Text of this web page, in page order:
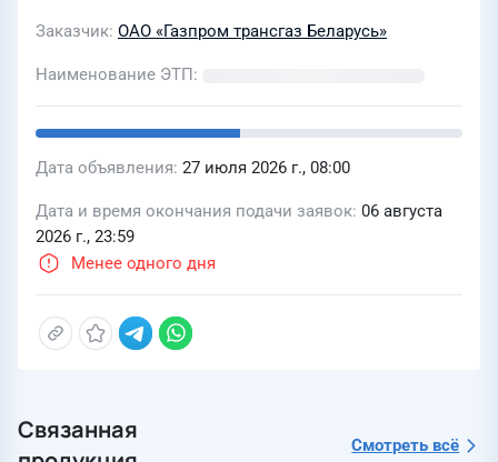
Заказчик ОАО «Газпром трансгаз Беларусь»
Наименование ЭТП
Дата объявления 27 июля 2026 г., 08:00
Дата и время окончания подачи заявок 06 августа
2026 г., 23:59
Менее одного дня
Связанная
Смотреть всё